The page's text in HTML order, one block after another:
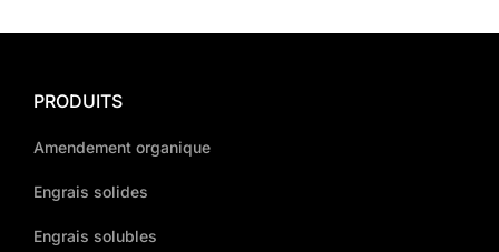
PRODUITS
Amendement organique
Engrais solides
Engrais solubles